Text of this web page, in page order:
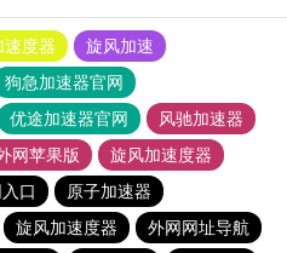
速度器
旋风加速
狗急加速器官网
优途加速器官网
风驰加速器
网苹果版
旋风加速度器
口
原子加速器
旋风加速度器
外网网址导航